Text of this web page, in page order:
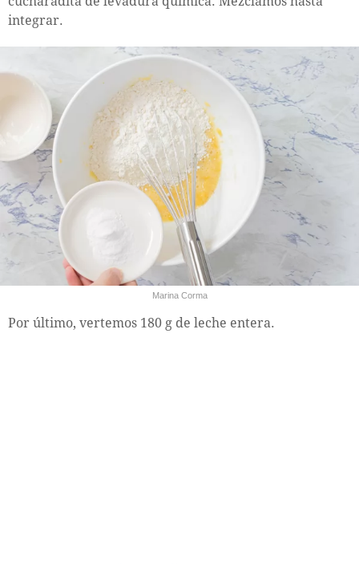
integrar.
Marina Corma
Por último, vertemos 180 g de leche entera.